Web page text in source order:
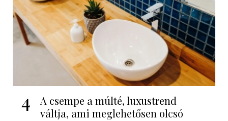
4
A csempe a múlté, luxustrend
váltja, ami meglehetősen olcsó